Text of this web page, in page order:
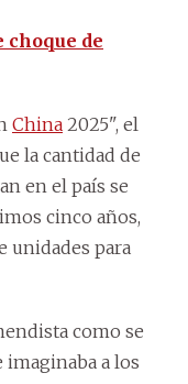
choque de
China 2025", el
la cantidad de
en el país se
cinco años,
unidades para
como se
imaginaba a los